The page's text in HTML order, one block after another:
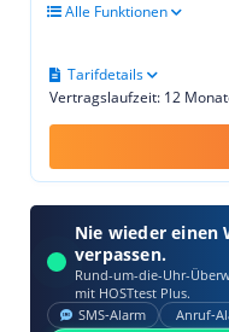
Alle Funktionen
Vertragslaufzeit: 12
Tarifdetails
Nie wieder einen
verpassen.
Rund-um-die-Uhr-
mit HOSTtest Plus.
SMS‑Alarm